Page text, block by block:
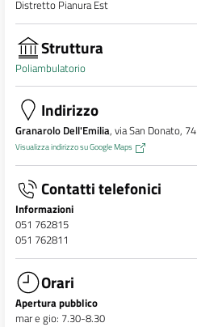
Distretto Pianura Est
Struttura
Poliambulatorio
Indirizzo
Granarolo Dell'Emilia, via San Donato, 74
Visualizza indirizzo su Google Maps
Contatti telefonici
Informazioni
051 762815
051 762811
Orari
Apertura pubblico
mar e gio: 7.30-8.30